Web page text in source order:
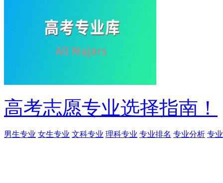
高考志愿专业选择指南！
男生专业 女生专业 文科专业 理科专业 专业排名 专业分析 专